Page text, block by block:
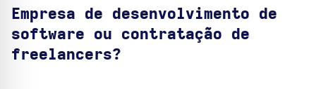
Empresa de desenvolvimento de
software ou contratação de
freelancers?